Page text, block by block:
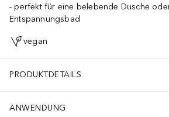
perfekt für eine belebende Dusche
Entspannungsbad
vegan
PRODUKTDETAILS
ANWENDUNG